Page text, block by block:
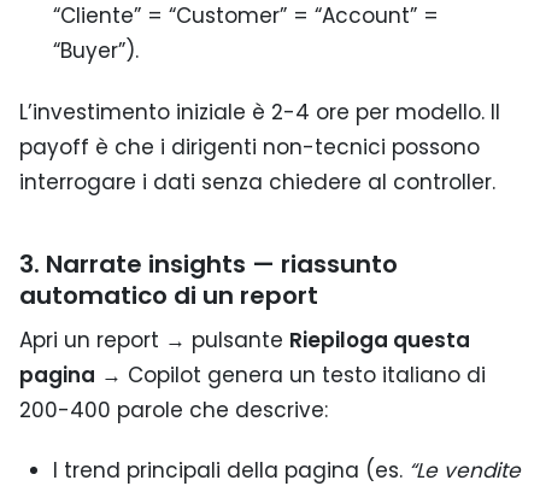
“Cliente” = “Customer” = “Account” =
“Buyer”).
L’investimento iniziale è 2-4 ore per modello. Il
payoff è che i dirigenti non-tecnici possono
interrogare i dati senza chiedere al controller.
3. Narrate insights — riassunto
automatico di un report
Apri un report → pulsante Riepiloga questa
pagina → Copilot genera un testo italiano di
200-400 parole che descrive:
I trend principali della pagina (es. “Le vendite